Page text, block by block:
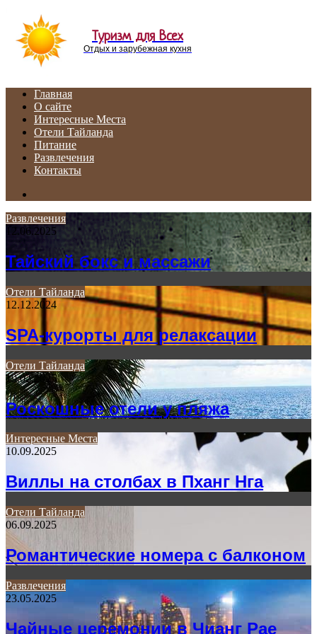
Туризм для Всех
Отдых и зарубежная кухня
Главная
О сайте
Интересные Места
Отели Тайланда
Питание
Развлечения
Контакты
Развлечения
12.06.2025
Тайский бокс и массажи
Отели Тайланда
12.12.2024
SPA-курорты для релаксации
Отели Тайланда
19.02.2025
Роскошные отели у пляжа
Интересные Места
10.09.2025
Виллы на столбах в Пханг Нга
Отели Тайланда
06.09.2025
Романтические номера с балконом
Развлечения
23.05.2025
Чайные церемонии в Чианг Рае